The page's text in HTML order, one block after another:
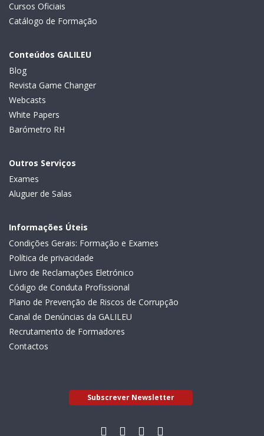
Cursos Oficiais
Catálogo de Formação
Conteúdos GALILEU
Blog
Revista Game Changer
Webcasts
White Papers
Barómetro RH
Outros Serviços
Exames
Aluguer de Salas
Informações Úteis
Condições Gerais: Formação e Exames
Política de privacidade
Livro de Reclamações Eletrónico
Código de Conduta Profissional
Plano de Prevenção de Riscos de Corrupção
Canal de Denúncias da GALILEU
Recrutamento de Formadores
Contactos
Subscrever Newsletter